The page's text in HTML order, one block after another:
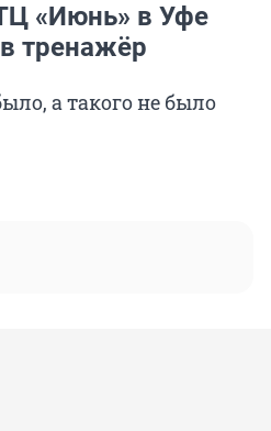
«Июнь» в Уфе
тренажёр
а такого не было